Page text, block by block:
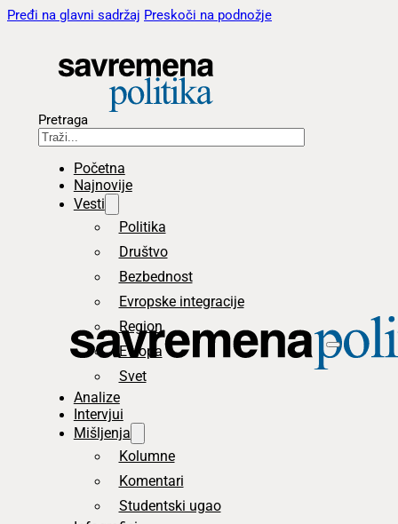
Pređi na glavni sadržaj Preskoči na podnožje
Pretraga
Početna
Najnovije
Vesti
Politika
Društvo
Bezbednost
Evropske integracije
Region
Evropa
Svet
Analize
Intervjui
Mišljenja
Kolumne
Komentari
Studentski ugao